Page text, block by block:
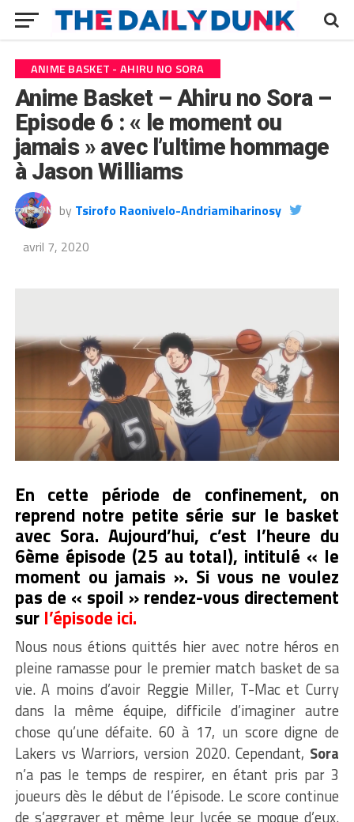
ANIME BASKET - AHIRU NO SORA
Anime Basket – Ahiru no Sora –
Episode 6 : « le moment ou
jamais » avec l’ultime hommage
à Jason Williams
by Tsirofo Raonivelo-Andriamiharinosy
avril 7, 2020
En cette période de confinement, on
reprend notre petite série sur le basket
avec Sora. Aujourd’hui, c’est l’heure du
6ème épisode (25 au total), intitulé « le
moment ou jamais ». Si vous ne voulez
pas de « spoil » rendez-vous directement
surl’épisode ici.
Nous nous étions quittés hier avec notre héros en
pleine ramasse pour le premier match basket de sa
vie. A moins d’avoir Reggie Miller, T-Mac et Curry
dans la même équipe, difficile d’imaginer autre
chose qu’une défaite. 60 à 17, un score digne de
Lakers vs Warriors, version 2020. Cependant, Sora
n’a pas le temps de respirer, en étant pris par 3
joueurs dès le début de l’épisode. Le score continue
de s’aggraver et même leur lycée se moque d’eux.